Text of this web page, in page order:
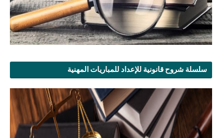
سلسلة شروح قانونية للإعداد للمباريات المهنية